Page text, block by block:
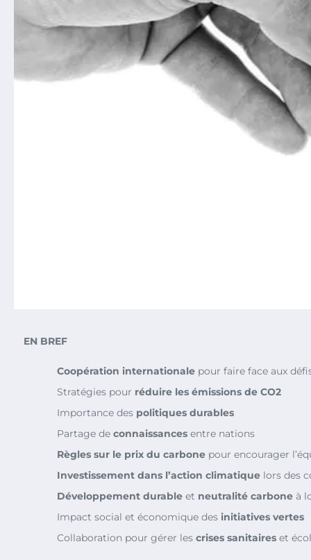
EN BREF
Coopération internationale pour faire face aux
Stratégies pour réduire les émissions de CO2
Importance des politiques durables
Partage de connaissances entre nations
Règles sur le prix du carbone pour encourager
Investissement dans l’action climatique lors des
Développement durable et neutralité carbone à
Impact social et économique des initiatives vertes
Collaboration pour gérer les crises sanitaires et